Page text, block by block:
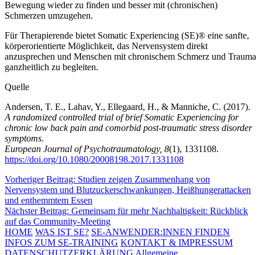
Bewegung wieder zu finden und besser mit (chronischen)
Schmerzen umzugehen.
Für Therapierende bietet Somatic Experiencing (SE)® eine sanfte,
körperorientierte Möglichkeit, das Nervensystem direkt
anzusprechen und Menschen mit chronischem Schmerz und Trauma
ganzheitlich zu begleiten.
Quelle
Andersen, T. E., Lahav, Y., Ellegaard, H., & Manniche, C. (2017).
A randomized controlled trial of brief Somatic Experiencing for
chronic low back pain and comorbid post-traumatic stress disorder
symptoms.
European Journal of Psychotraumatology, 8(1), 1331108.
https://doi.org/10.1080/20008198.2017.1331108
Beitragsnavigation
Vorheriger Beitrag: Studien zeigen Zusammenhang von
Nervensystem und Blutzuckerschwankungen, Heißhungerattacken
und enthemmtem Essen
Nächster Beitrag: Gemeinsam für mehr Nachhaltigkeit: Rückblick
auf das Community-Meeting
HOME WAS IST SE? SE-ANWENDER:INNEN FINDEN
INFOS ZUM SE-TRAINING KONTAKT & IMPRESSUM
DATENSCHUTZERKLÄRUNG Allgemeine